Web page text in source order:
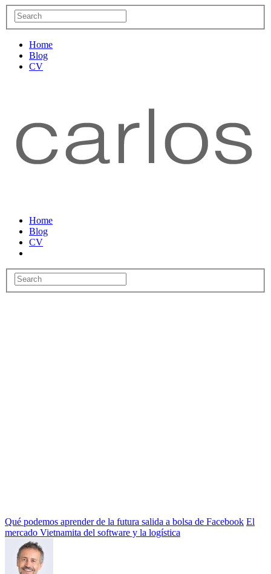
Home
Blog
CV
Home
Blog
CV
Qué podemos aprender de la futura salida a bolsa de Facebook El
mercado Vietnamita del software y la logística